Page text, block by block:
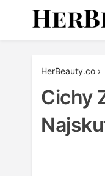
HerBeauty.co ›
Cichy